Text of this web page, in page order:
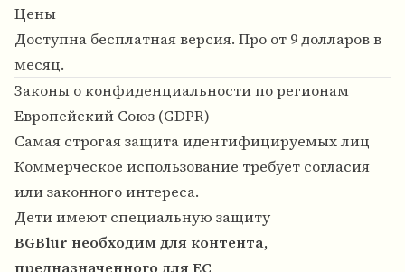
Цены
Доступна бесплатная версия. Про от 9 долларов в
месяц.
Законы о конфиденциальности по регионам
Европейский Союз (GDPR)
Самая строгая защита идентифицируемых лиц
Коммерческое использование требует согласия
или законного интереса.
Дети имеют специальную защиту
BGBlur необходим для контента,
предназначенного для ЕС